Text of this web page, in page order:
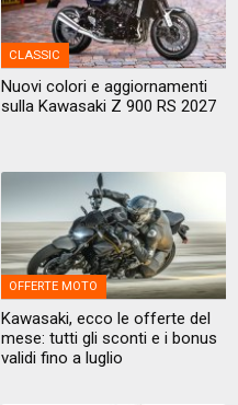
CLASSIC
Nuovi colori e aggiornamenti
sulla Kawasaki Z 900 RS 2027
OFFERTE MOTO
Kawasaki, ecco le offerte del
mese: tutti gli sconti e i bonus
validi fino a luglio